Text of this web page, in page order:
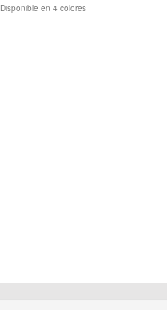
Disponible en 4 colores